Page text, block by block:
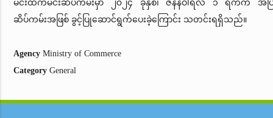
မင်းထက်မင်းဆိပ်ကမ်းမှာ ၂၀၂၄ ခုနှစ်၊ ဇန်နဝါရီလ ၁ ရက်က အ
ဆိပ်ကမ်းအဖြစ် ခွင့်ပြုဆောင်ရွက်ပေးခဲ့ကြောင်း သတင်းရရှိသည်။
Agency Ministry of Commerce
Category General